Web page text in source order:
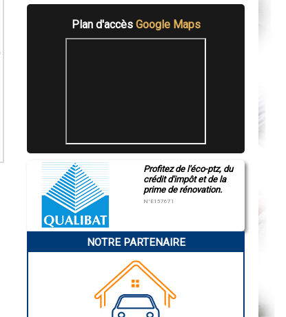
Plan d'accès Google Maps
Profitez de l'éco-ptz, du
crédit d'impôt et de la
prime de rénovation.
N°E157671
NOTRE PARTENAIRE